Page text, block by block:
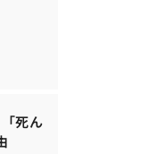
死ん